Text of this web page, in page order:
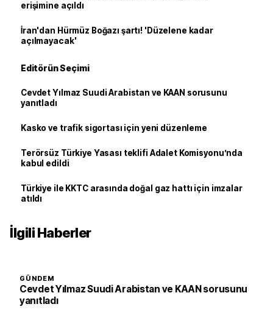
erişimine açıldı
İran'dan Hürmüz Boğazı şartı! 'Düzelene kadar
açılmayacak'
Editörün Seçimi
Cevdet Yılmaz Suudi Arabistan ve KAAN sorusunu
yanıtladı
Kasko ve trafik sigortası için yeni düzenleme
Terörsüz Türkiye Yasası teklifi Adalet Komisyonu’nda
kabul edildi
Türkiye ile KKTC arasında doğal gaz hattı için imzalar
atıldı
İlgili Haberler
GÜNDEM
Cevdet Yılmaz Suudi Arabistan ve KAAN sorusunu
yanıtladı